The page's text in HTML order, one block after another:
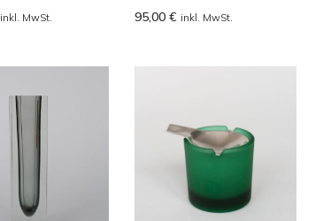
inkl. MwSt. 95,00€ inkl. MwSt.